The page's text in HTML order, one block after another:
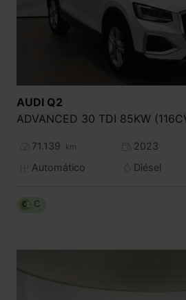
AUDI Q2
71.139 km
2023
Automático
Diésel
C